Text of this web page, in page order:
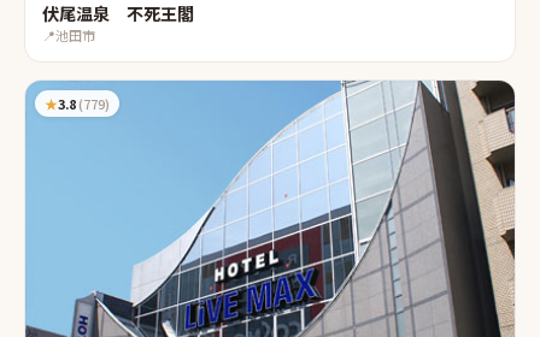
伏尾温泉 不死王閣
📍池田市
★3.8(779)